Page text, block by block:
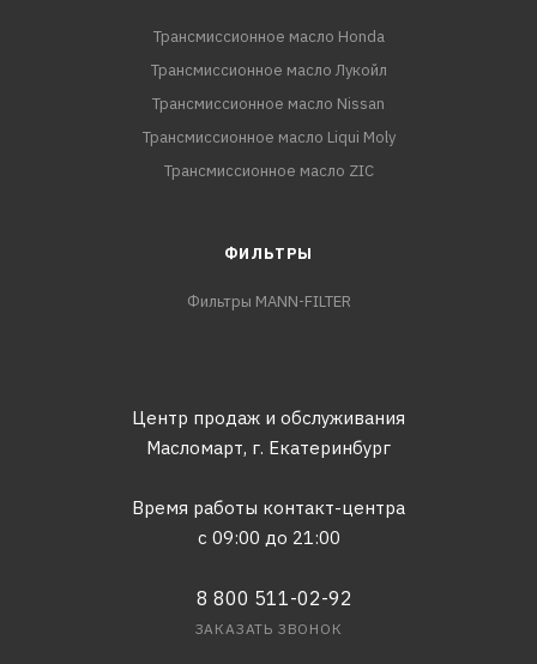
Трансмиссионное масло Honda
Трансмиссионное масло Лукойл
Трансмиссионное масло Nissan
Трансмиссионное масло Liqui Moly
Трансмиссионное масло ZIC
ФИЛЬТРЫ
Фильтры MANN-FILTER
Центр продаж и обслуживания
Масломарт, г. Екатеринбург
Время работы контакт-центра
с 09:00 до 21:00
8 800 511-02-92
ЗАКАЗАТЬ ЗВОНОК